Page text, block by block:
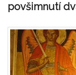
povšimnutí